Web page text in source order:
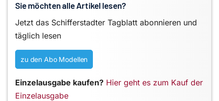
Sie möchten alle Artikel lesen?
Jetzt das Schifferstadter Tagblatt abonnieren und
täglich lesen
zu den Abo Modellen
Einzelausgabe kaufen? Hier geht es zum Kauf der
Einzelausgabe